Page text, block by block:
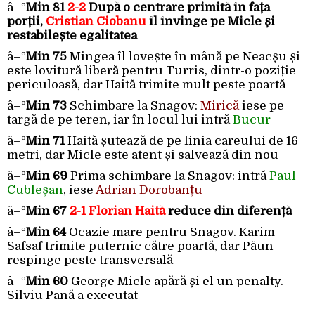
â–ºMin 812-2 După o centrare primită în fața
porții, Cristian Ciobanu îl învinge pe Micle și
restabilește egalitatea
â–ºMin 75 Mingea îl lovește în mână pe Neacșu și
este lovitură liberă pentru Turris, dintr-o poziție
periculoasă, dar Haită trimite mult peste poartă
â–ºMin 73 Schimbare la Snagov: Miricăiese pe
targă de pe teren, iar în locul lui intrăBucur
â–ºMin 71Haită șutează de pe linia careului de 16
metri, dar Micle este atent și salvează din nou
â–ºMin 69 Prima schimbare la Snagov: intrăPaul
Cubleșan, iese Adrian Dorobanțu
â–ºMin 67 2-1 Florian Haităreduce din diferență
â–ºMin 64Ocazie mare pentru Snagov. Karim
Safsaf trimite puternic către poartă, dar Păun
respinge peste transversală
â–ºMin 60 George Micle apără și el un penalty.
Silviu Pană a executat